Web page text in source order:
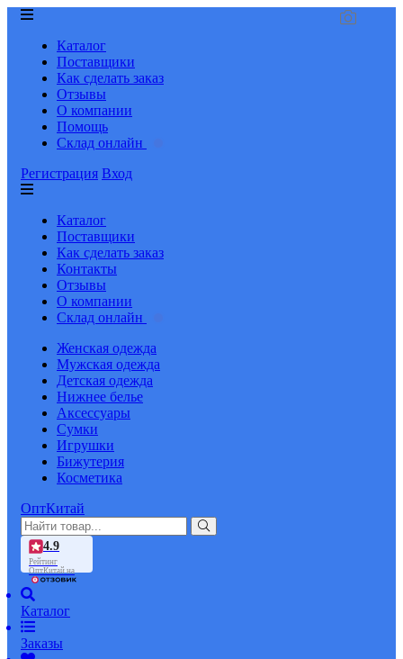
Каталог
Поставщики
Как сделать заказ
Отзывы
О компании
Помощь
Склад онлайн
Регистрация Вход
Каталог
Поставщики
Как сделать заказ
Контакты
Отзывы
О компании
Склад онлайн
Женская одежда
Мужская одежда
Детская одежда
Нижнее белье
Аксессуары
Сумки
Игрушки
Бижутерия
Косметика
ОптКитай
4.9
Рейтинг
ОптКитай на
Каталог
Заказы